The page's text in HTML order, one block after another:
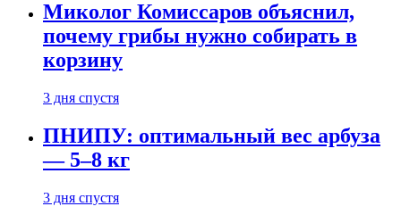
Миколог Комиссаров объяснил,
почему грибы нужно собирать в
корзину
3 дня спустя
ПНИПУ: оптимальный вес арбуза
— 5–8 кг
3 дня спустя